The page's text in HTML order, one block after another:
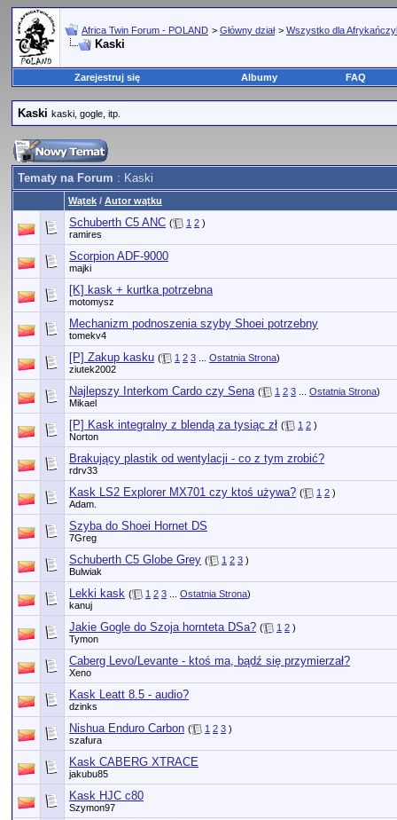
Africa Twin Forum - POLAND > Główny dział > Wszystko dla
Kaski
Zarejestruj się Albumy FAQ
Kaski kaski, gogle, itp.
Tematy na Forum : Kaski
Wątek / Autor wątku
Schuberth C5 ANC ( 1 2 )
ramires
Scorpion ADF-9000
majki
[K] kask + kurtka potrzebna
motomysz
Mechanizm podnoszenia szyby Shoei potrzebny
tomekv4
[P] Zakup kasku ( 1 2 3 Ostatnia Strona)
ziutek2002
Najlepszy Interkom Cardo czy Sena ( 1 2 3 Ostatnia Strona)
Mikael
[P] Kask integralny z blendą za tysiąc zł ( 1 2 )
Norton
Brakujący plastik od wentylacji - co z tym zrobić?
rdrv33
Kask LS2 Explorer MX701 czy ktoś używa? ( 1 2 )
Adam.
Szyba do Shoei Hornet DS
7Greg
Schuberth C5 Globe Grey ( 1 2 3 )
Bulwiak
Lekki kask ( 1 2 3 Ostatnia Strona)
kanuj
Jakie Gogle do Szoja hornteta DSa? ( 1 2 )
Tymon
Caberg Levo/Levante - ktoś ma, bądź się przymierzał?
Xeno
Kask Leatt 8.5 - audio?
dzinks
Nishua Enduro Carbon ( 1 2 3 )
szafura
Kask CABERG XTRACE
jakubu85
Kask HJC c80
Szymon97